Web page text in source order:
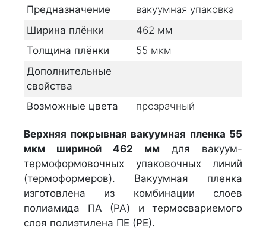
Предназначение
вакуумная упаковка
Ширина плёнки
462 мм
Толщина плёнки
55 мкм
Дополнительные
свойства
Возможные цвета
прозрачный
Верхняя покрывная вакуумная пленка 55
мкм шириной 462 мм для вакуум-
термоформовочных упаковочных линий
(термоформеров). Вакуумная пленка
изготовлена из комбинации слоев
полиамида ПА (PA) и термосвариемого
слоя полиэтилена ПЕ (РЕ).